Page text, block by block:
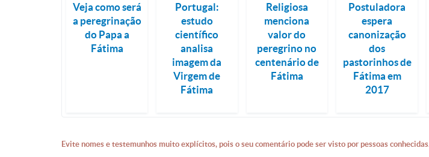
Veja como será
a peregrinação
do Papa a
Fátima
Portugal:
estudo
científico
analisa
imagem da
Virgem de
Fátima
Religiosa
menciona
valor do
peregrino no
centenário de
Fátima
Postuladora
espera
canonização
dos
pastorinhos de
Fátima em
2017
Evite nomes e testemunhos muito explícitos, pois o seu comentário pode ser visto por pessoas conhecidas.